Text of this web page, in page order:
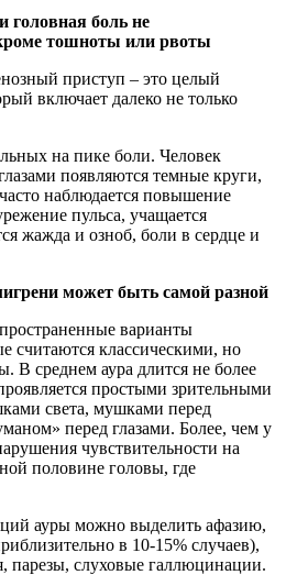
боль не
тошноты или рвоты
приступ – это целый
включает далеко не только
на пике боли. Человек
появляются темные круги,
наблюдается повышение
пульса, учащается
жажда и озноб, боли в сердце и
может быть самой разной
варианты
считаются классическими, но
В среднем аура длится не более
простыми зрительными
света, мушками перед
перед глазами. Более, чем у
чувствительности на
половине головы, где
ауры можно выделить афазию,
в 10-15% случаев),
парезы, слуховые галлюцинации.